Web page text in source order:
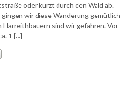
oder kürzt durch den Wald ab.
wir diese Wanderung gemütlich
Harreithbauern sind wir gefahren. Vor
1 […]